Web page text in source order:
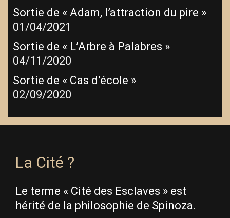
Sortie de « Adam, l’attraction du pire »
01/04/2021
Sortie de « L’Arbre à Palabres »
04/11/2020
Sortie de « Cas d’école »
02/09/2020
La Cité ?
Le terme « Cité des Esclaves » est
hérité de la philosophie de Spinoza.